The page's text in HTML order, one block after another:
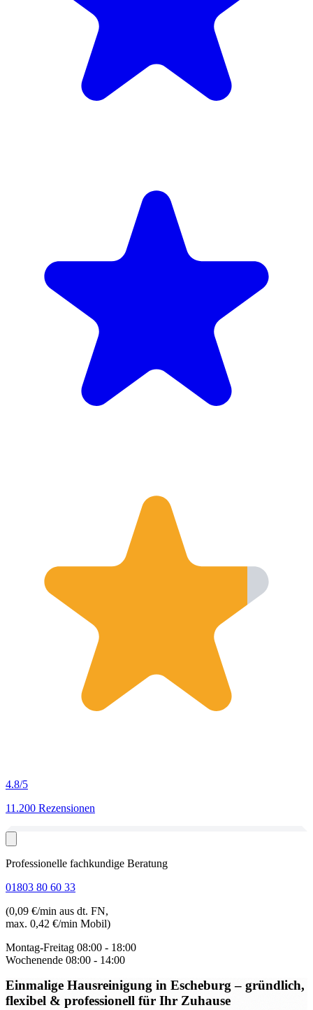
4.8/5
11.200 Rezensionen
Professionelle fachkundige Beratung
01803 80 60 33
(0,09 €/min aus dt. FN,
max. 0,42 €/min Mobil)
Montag-Freitag 08:00 - 18:00
Wochenende 08:00 - 14:00
Einmalige Hausreinigung in Escheburg– gründlich,
flexibel & professionell für Ihr Zuhause